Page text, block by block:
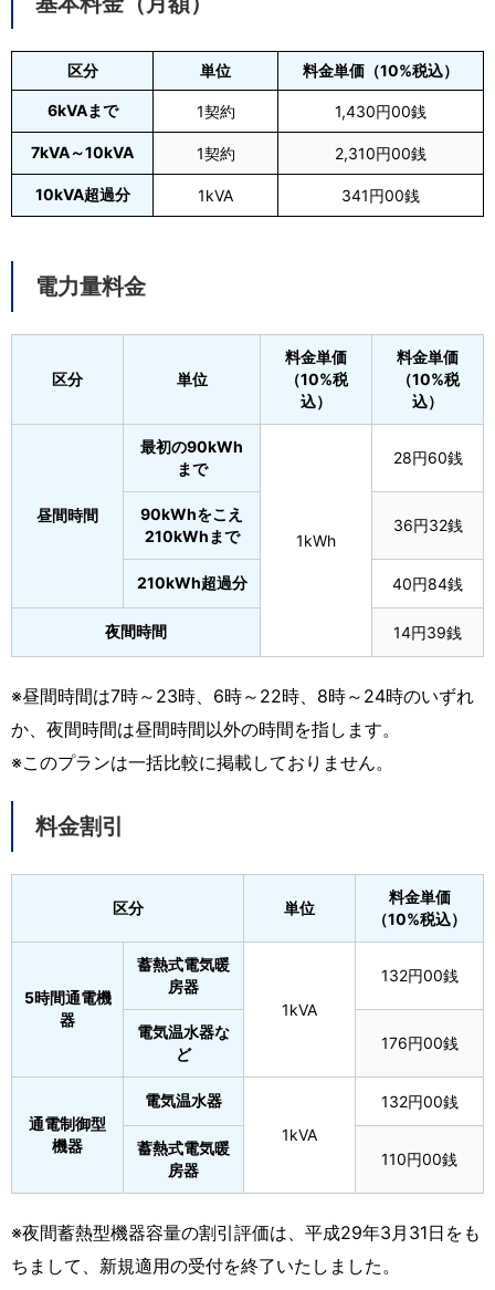
区分 単位 料金単価（10%税込）
6kVAまで 1契約 1,430円00銭
7kVA～10kVA 1契約 2,310円00銭
10kVA超過分 1kVA 341円00銭
電力量料金
区分 単位
料金単価
（10%税
込）
料金単価
（10%税
込）
昼間時間
最初の90kWh
まで
1kWh
28円60銭
90kWhをこえ
210kWhまで
36円32銭
210kWh超過分 40円84銭
夜間時間 14円39銭
※昼間時間は7時～23時、6時～22時、8時～24時のいずれ
か、夜間時間は昼間時間以外の時間を指します。
※このプランは一括比較に掲載しておりません。
料金割引
区分 単位
料金単価
（10%税込）
5時間通電機
器
蓄熱式電気暖
房器
1kVA
132円00銭
電気温水器な
ど
176円00銭
通電制御型
機器
電気温水器
1kVA
132円00銭
蓄熱式電気暖
房器
110円00銭
※夜間蓄熱型機器容量の割引評価は、平成29年3月31日をも
ちまして、新規適用の受付を終了いたしました。